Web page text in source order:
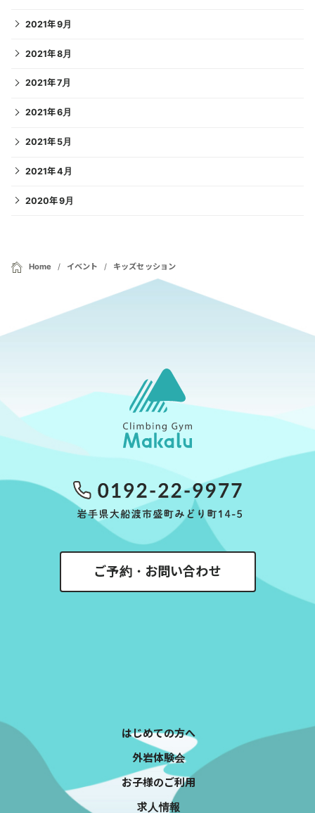
2021年9月
2021年8月
2021年7月
2021年6月
2021年5月
2021年4月
2020年9月
Home イベント キッズセッション
ご予約・お問い合わせ
はじめての方へ
外岩体験会
お子様のご利用
求人情報